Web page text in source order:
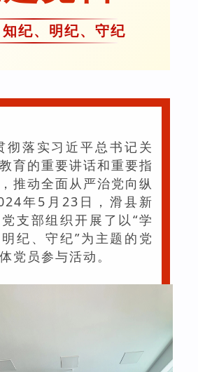
纪、明纪、守纪
彻落实习近平总书记关
育的重要讲话和重要指
推动全面从严治党向纵
年5月23日，滑县新
支部组织开展了以“学
纪、守纪”为主题的党
党员参与活动。